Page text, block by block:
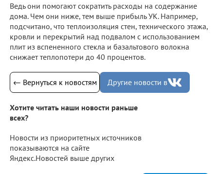
Ведь они помогают сократить расходы на содержание
дома. Чем они ниже, тем выше прибыль УК. Например,
подсчитано, что теплоизоляция стен, технического этажа,
кровли и перекрытий над подвалом с использованием
плит из вспененного стекла и базальтового волокна
снижает теплопотери до 40 процентов.
← Вернуться к новостям Другие новости в
Хотите читать наши новости раньше
всех?
Новости из приоритетных источников
показываются на сайте
Яндекс.Новостей выше других